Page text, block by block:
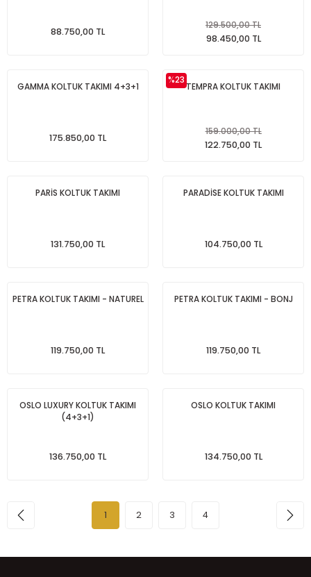
88.750,00 TL
129.500,00 TL
98.450,00 TL
GAMMA KOLTUK TAKIMI 4+3+1
175.850,00 TL
%23
TEMPRA KOLTUK TAKIMI
159.000,00 TL
122.750,00 TL
PARİS KOLTUK TAKIMI
131.750,00 TL
PARADİSE KOLTUK TAKIMI
104.750,00 TL
PETRA KOLTUK TAKIMI - NATUREL
119.750,00 TL
PETRA KOLTUK TAKIMI - BONJ
119.750,00 TL
OSLO LUXURY KOLTUK TAKIMI
(4+3+1)
136.750,00 TL
OSLO KOLTUK TAKIMI
134.750,00 TL
1 2 3 4